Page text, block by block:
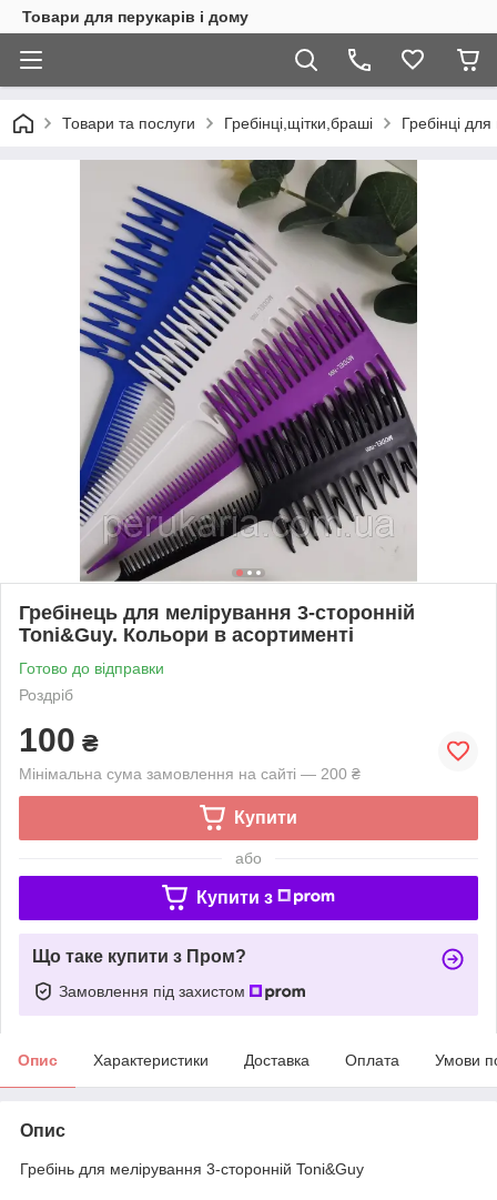
Товари для перукарів і дому
Товари та послуги Гребінці,щітки,браші Гребінці
Гребінець для мелірування 3-сторонній
Toni&Guy. Кольори в асортименті
Готово до відправки
Роздріб
100 ₴
Мінімальна сума замовлення на сайті — 200 ₴
Купити
або
Купити з
Що таке купити з Пром?
Замовлення під захистом
Опис Характеристики Доставка Оплата Умови
Опис
Гребінь для мелірування 3-сторонній Toni&Guy